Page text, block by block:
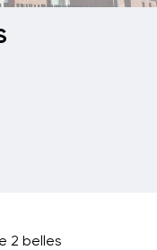
2 belles